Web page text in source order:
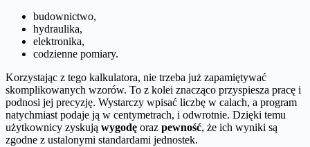
budownictwo,
hydraulika,
elektronika,
codzienne pomiary.
Korzystając z tego kalkulatora, nie trzeba już zapamiętywać
skomplikowanych wzorów. To z kolei znacząco przyspiesza pracę i
podnosi jej precyzję. Wystarczy wpisać liczbę w calach, a program
natychmiast podaje ją w centymetrach, i odwrotnie. Dzięki temu
użytkownicy zyskują wygodę oraz pewność, że ich wyniki są
zgodne z ustalonymi standardami jednostek.